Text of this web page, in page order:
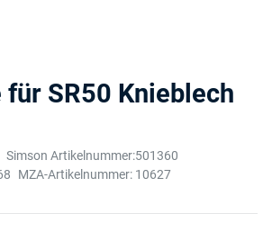
SR50 Knieblech
Simson Artikelnummer:501360
MZA-Artikelnummer: 10627